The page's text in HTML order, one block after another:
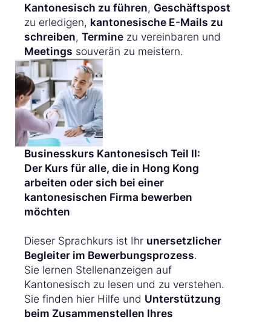
Kantonesisch zu führen, Geschäftspost
zu erledigen, kantonesische E-Mails zu
schreiben, Termine zu vereinbaren und
Meetings souverän zu meistern.
Businesskurs Kantonesisch Teil II:
Der Kurs für alle, die in Hong Kong
arbeiten oder sich bei einer
kantonesischen Firma bewerben
möchten
Dieser Sprachkurs ist Ihr unersetzlicher
Begleiter im Bewerbungsprozess.
Sie lernen Stellenanzeigen auf
Kantonesisch zu lesen und zu verstehen.
Sie finden hier Hilfe und Unterstützung
beim Zusammenstellen Ihres